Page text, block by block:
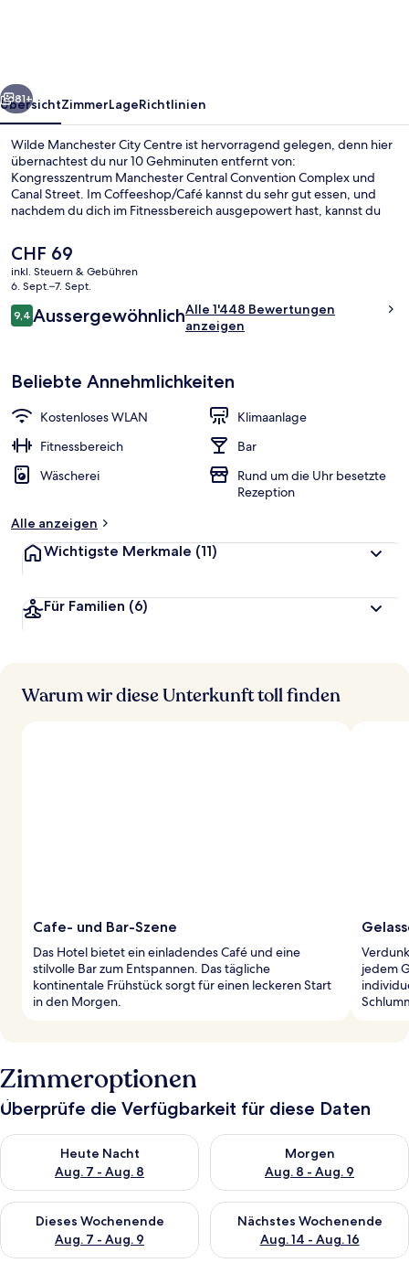
Weiter
81+
ÜbersichtZimmerLageRichtlinien
Wilde Manchester City Centre ist hervorragend gelegen, denn hier
übernachtest du nur 10 Gehminuten entfernt von:
Kongresszentrum Manchester Central Convention Complex und
Canal Street. Im Coffeeshop/Café kannst du sehr gut essen, und
nachdem du dich im Fitnessbereich ausgepowert hast, kannst du
ist Folgendes zu Fuß höchstens 10 Minuten entfernt: Piccadilly
Gardens und Deansgate. Anderen Reisenden gefallen das
hilfsbereite Personal und das Preis-Leistungs-Verhältnis sehr gut.
Die Unterkunft ist nur einen kurzen Fußmarsch von den öffentlichen
Verkehrsmitteln entfernt: Zur U-Bahn läuft man 3 Minuten (Station
St Peters Square) bzw. 5 Minuten (Station Mosley Street).
Der
aktuelle
Preis
CHF 69.
CHF 69
inkl. Steuern & Gebühren
6. Sept.–7. Sept.
Bewertungen
9,49,4 von 10.
AussergewöhnlichAlle 1'448 Bewertungen
anzeigen
Beliebte Annehmlichkeiten
Kostenloses WLAN
Klimaanlage
Fitnessbereich
Bar
Wäscherei
Rund um die Uhr besetzte
Rezeption
Alle anzeigen
Wichtigste Merkmale (11)
Für Familien (6)
Warum wir diese Unterkunft toll finden
Cafe- und Bar-Szene
Das Hotel bietet ein einladendes Café und eine
stilvolle Bar zum Entspannen. Das tägliche
kontinentale Frühstück sorgt für einen leckeren Start
in den Morgen.
jedem
Zimmeroptionen
Überprüfe die Verfügbarkeit für diese Daten
Heute Nacht
Aug. 7 - Aug. 8
Überprüfe die Verfügbarkeit für heute Nacht, Aug. 7 - Aug. 8.
Morgen
Aug. 8 - Aug. 9
Überprüfe die Verfügbarkeit
Dieses Wochenende
Aug. 7 - Aug. 9
Überprüfe die Verfügbarkeit für dieses Wochenende, Aug. 7
Nächstes Wochenende
Aug. 14 - Aug. 16
Überprüfe die Verfügbarkeit